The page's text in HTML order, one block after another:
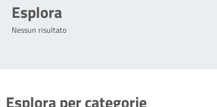
Esplora
Nessun risultato
Esplora per categorie